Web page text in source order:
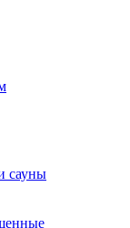
сауны